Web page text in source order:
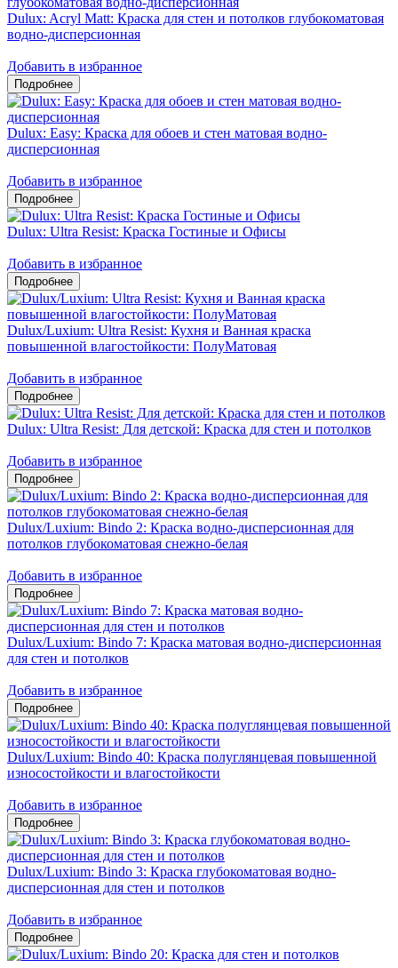
Dulux: Acryl Matt: Краска для стен и потолков глубокоматовая
водно-дисперсионная
Добавить в избранное
Dulux: Easy: Краска для обоев и стен матовая водно-
дисперсионная
Добавить в избранное
Dulux: Ultra Resist: Краска Гостиные и Офисы
Добавить в избранное
Dulux/Luxium: Ultra Resist: Кухня и Ванная краска
повышенной влагостойкости: ПолуМатовая
Добавить в избранное
Dulux: Ultra Resist: Для детской: Краска для стен и потолков
Добавить в избранное
Dulux/Luxium: Bindo 2: Краска водно-дисперсионная для
потолков глубокоматовая снежно-белая
Добавить в избранное
Dulux/Luxium: Bindo 7: Краска матовая водно-дисперсионная
для стен и потолков
Добавить в избранное
Dulux/Luxium: Bindo 40: Краска полуглянцевая повышенной
износостойкости и влагостойкости
Добавить в избранное
Dulux/Luxium: Bindo 3: Краска глубокоматовая водно-
дисперсионная для стен и потолков
Добавить в избранное